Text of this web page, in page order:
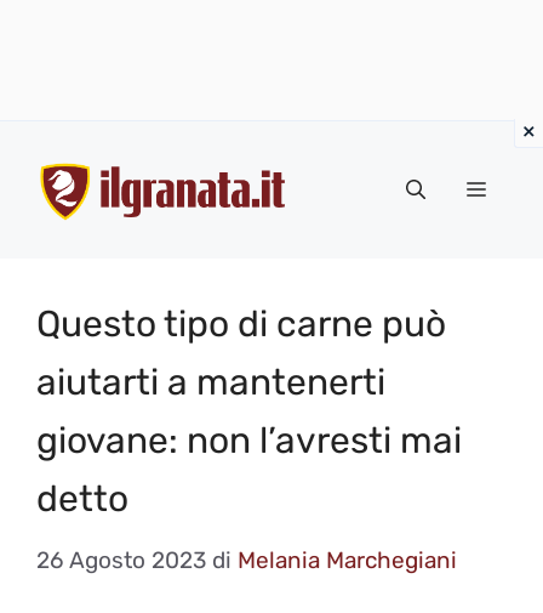
contenuto
Menu
Questo tipo di carne può
aiutarti a mantenerti
giovane: non l’avresti mai
detto
26 Agosto 2023 di Melania Marchegiani